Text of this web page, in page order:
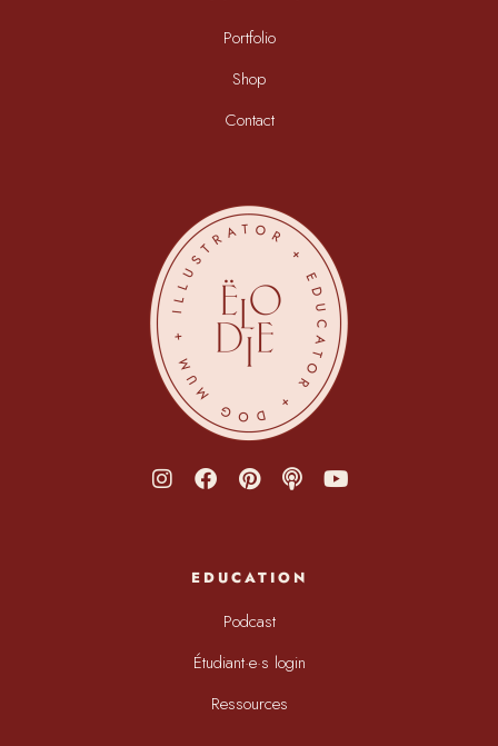
Portfolio
Shop
Contact
EDUCATION
Podcast
Étudiant·e·s login
Ressources